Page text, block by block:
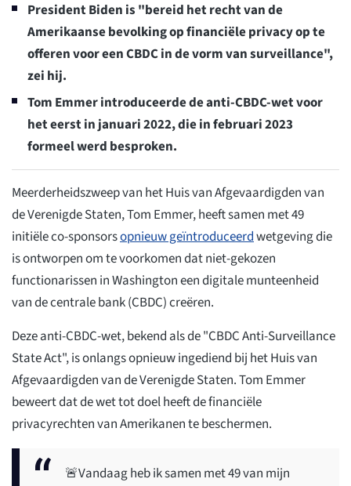
President Biden is "bereid het recht van de
Amerikaanse bevolking op financiële privacy op te
offeren voor een CBDC in de vorm van surveillance",
zei hij.
Tom Emmer introduceerde de anti-CBDC-wet voor
het eerst in januari 2022, die in februari 2023
formeel werd besproken.
Meerderheidszweep van het Huis van Afgevaardigden van
de Verenigde Staten, Tom Emmer, heeft samen met 49
initiële co-sponsorsopnieuw geïntroduceerdwetgeving die
is ontworpen om te voorkomen dat niet-gekozen
functionarissen in Washington een digitale munteenheid
van de centrale bank (CBDC) creëren.
Deze anti-CBDC-wet, bekend als de "CBDC Anti-Surveillance
State Act", is onlangs opnieuw ingediend bij het Huis van
Afgevaardigden van de Verenigde Staten. Tom Emmer
beweert dat de wet tot doel heeft de financiële
privacyrechten van Amerikanen te beschermen.
🚨Vandaag heb ik samen met 49 van mijn